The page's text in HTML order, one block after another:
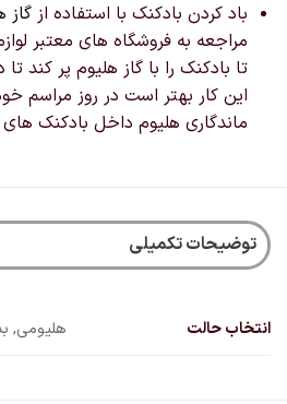
باد کردن بادکنک با استفاده از گاز
مراجعه به فروشگاه های معتبر
تا بادکنک را با گاز هلیوم پر کند
این کار بهتر است در روز مراسم
ماندگاری هلیوم داخل بادکنک
توضیحات تکمیلی
انتخاب حالت هلیومی,